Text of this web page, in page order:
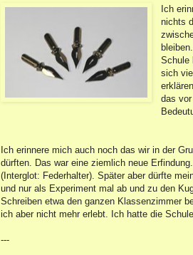
Ich
nichts
Schule
sich
das
Ich erinnere mich auch noch das wir in der
dürften. Das war eine ziemlich neue
(Interglot: Federhalter). Später aber dürfte
und nur als Experiment mal ab und zu den
Schreiben etwa den ganzen Klassenzimmer
ich aber nicht mehr erlebt. Ich hatte die
---